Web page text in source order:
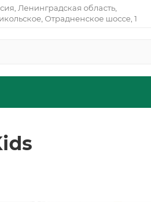
Ленинградская область,
Отрадненское шоссе, 1